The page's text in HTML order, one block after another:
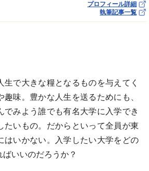
プロフィール詳細
執筆記事一覧
生で大きな糧となるものを与えてく
味。豊かな人生を送るためにも、
でみよう誰でも有名大学に入学でき
たいもの。だからといって全員が東
はいかない。入学したい大学をどの
ばいいのだろうか？